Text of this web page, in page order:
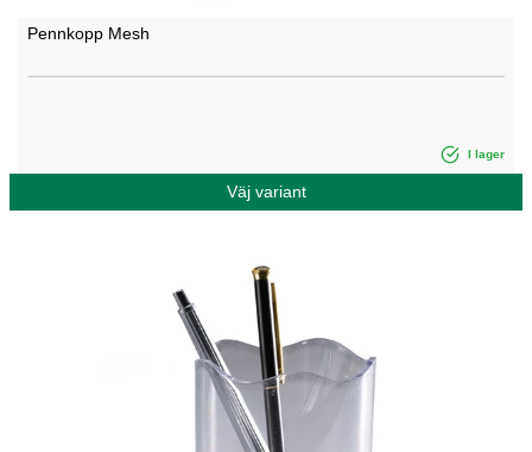
Pennkopp Mesh
I lager
Väj variant